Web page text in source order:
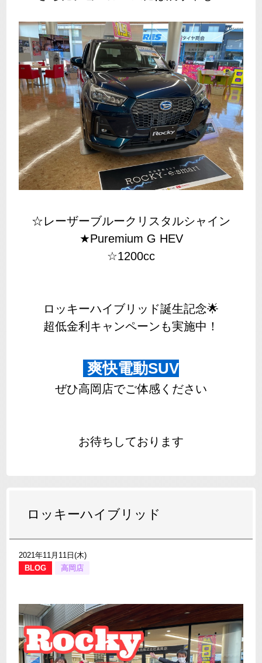
☆レーザーブルークリスタルシャイン
★Puremium G HEV
☆1200cc
ロッキーハイブリッド誕生記念🌟
超低金利キャンペーンも実施中！
爽快電動SUV
ぜひ高岡店でご体感ください
お待ちしております
ロッキーハイブリッド
2021年11月11日(木)
BLOG
高岡店